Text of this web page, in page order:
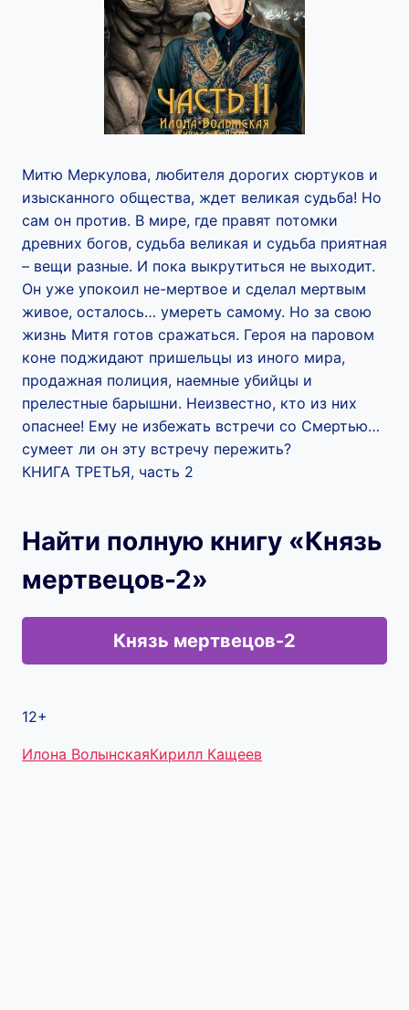
Митю Меркулова, любителя дорогих сюртуков и
изысканного общества, ждет великая судьба! Но
сам он против. В мире, где правят потомки
древних богов, судьба великая и судьба приятная
– вещи разные. И пока выкрутиться не выходит.
Он уже упокоил не-мертвое и сделал мертвым
живое, осталось… умереть самому. Но за свою
жизнь Митя готов сражаться. Героя на паровом
коне поджидают пришельцы из иного мира,
продажная полиция, наемные убийцы и
прелестные барышни. Неизвестно, кто из них
опаснее! Ему не избежать встречи со Смертью…
сумеет ли он эту встречу пережить?
КНИГА ТРЕТЬЯ, часть 2
Найти полную книгу «Князь
мертвецов-2»
Князь мертвецов-2
12+
Метки
Илона ВолынскаяКирилл Кащеев